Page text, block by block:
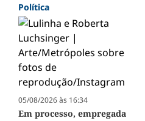
Política
05/08/2026 às 16:34
Em processo, empregada